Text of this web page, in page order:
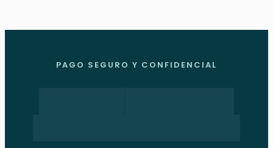
PAGO SEGURO Y CONFIDENCIAL